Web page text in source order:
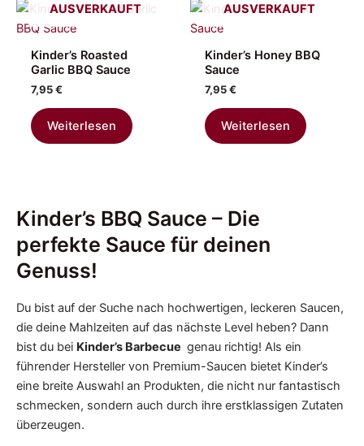
AUSVERKAUFT
Kinder’s Roasted
Garlic BBQ Sauce
7,95€
Weiterlesen
AUSVERKAUFT
Kinder’s Honey BBQ
Sauce
7,95€
Weiterlesen
Kinder’s BBQ Sauce – Die
perfekte Sauce für deinen
Genuss!
Du bist auf der Suche nach hochwertigen, leckeren Saucen,
die deine Mahlzeiten auf das nächste Level heben? Dann
bist du bei Kinder’s Barbecue genau richtig! Als ein
führender Hersteller von Premium-Saucen bietet Kinder’s
eine breite Auswahl an Produkten, die nicht nur fantastisch
schmecken, sondern auch durch ihre erstklassigen Zutaten
überzeugen.